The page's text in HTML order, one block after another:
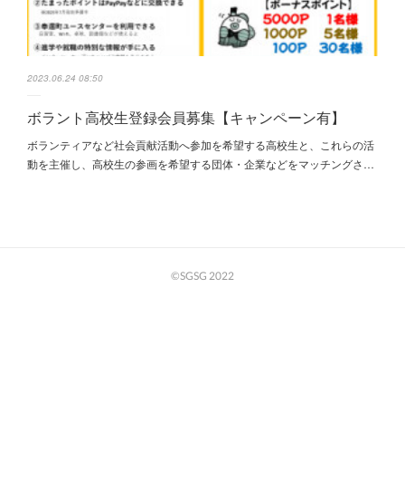
2023.06.24 08:50
ボラント高校生登録会員募集【キャンペーン有】
ボランティアなど社会貢献活動へ参加を希望する高校生と、これらの活
動を主催し、高校生の参画を希望する団体・企業などをマッチングさ…
©SGSG 2022